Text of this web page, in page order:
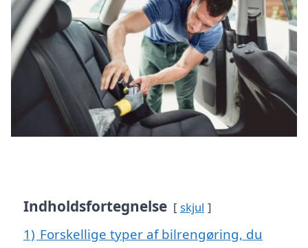
Indholdsfortegnelse skjul
1) Forskellige typer af bilrengøring, du